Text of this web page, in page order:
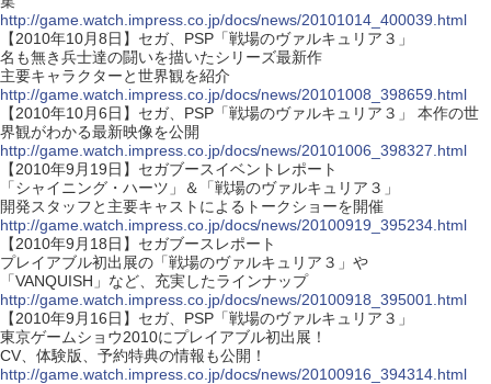
http://game.watch.impress.co.jp/docs/news/20101014_400039.html
【2010年10月8日】セガ、PSP「戦場のヴァルキュリア３」
名も無き兵士達の闘いを描いたシリーズ最新作
主要キャラクターと世界観を紹介
http://game.watch.impress.co.jp/docs/news/20101008_398659.html
【2010年10月6日】セガ、PSP「戦場のヴァルキュリア３」 本作の世
界観がわかる最新映像を公開
http://game.watch.impress.co.jp/docs/news/20101006_398327.html
【2010年9月19日】セガブースイベントレポート
「シャイニング・ハーツ」＆「戦場のヴァルキュリア３」
開発スタッフと主要キャストによるトークショーを開催
http://game.watch.impress.co.jp/docs/news/20100919_395234.html
【2010年9月18日】セガブースレポート
プレイアブル初出展の「戦場のヴァルキュリア３」や
「VANQUISH」など、充実したラインナップ
http://game.watch.impress.co.jp/docs/news/20100918_395001.html
【2010年9月16日】セガ、PSP「戦場のヴァルキュリア３」
東京ゲームショウ2010にプレイアブル初出展！
CV、体験版、予約特典の情報も公開！
http://game.watch.impress.co.jp/docs/news/20100916_394314.html